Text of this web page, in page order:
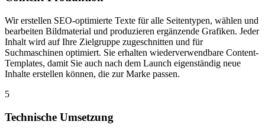
Wir erstellen SEO-optimierte Texte für alle Seitentypen, wählen und
bearbeiten Bildmaterial und produzieren ergänzende Grafiken. Jeder
Inhalt wird auf Ihre Zielgruppe zugeschnitten und für
Suchmaschinen optimiert. Sie erhalten wiederverwendbare Content-
Templates, damit Sie auch nach dem Launch eigenständig neue
Inhalte erstellen können, die zur Marke passen.
5
Technische Umsetzung